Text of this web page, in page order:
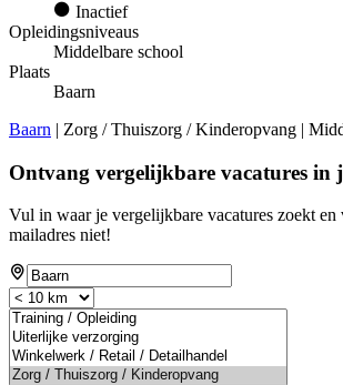
Inactief
Opleidingsniveaus
Middelbare school
Plaats
Baarn
Baarn | Zorg / Thuiszorg / Kinderopvang |
Ontvang vergelijkbare vacatures in
Vul in waar je vergelijkbare vacatures zoekt en
mailadres niet!